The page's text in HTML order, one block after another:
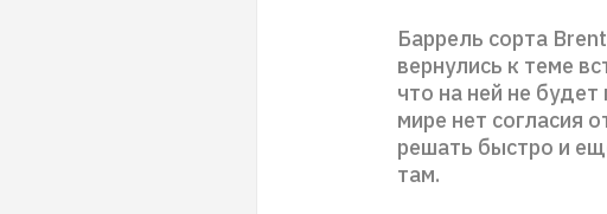
Баррель сорта
вернулись к теме
что на ней не
мире нет согласия
решать быстро и
там.